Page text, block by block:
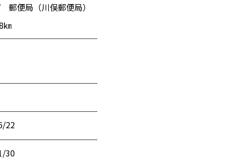
便局（川俣郵便局）
㎞
22
30